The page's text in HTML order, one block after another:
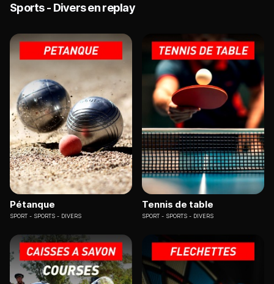
Sports - Divers en replay
Pétanque
SPORT SPORTS - DIVERS
Tennis de table
SPORT SPORTS - DIVERS